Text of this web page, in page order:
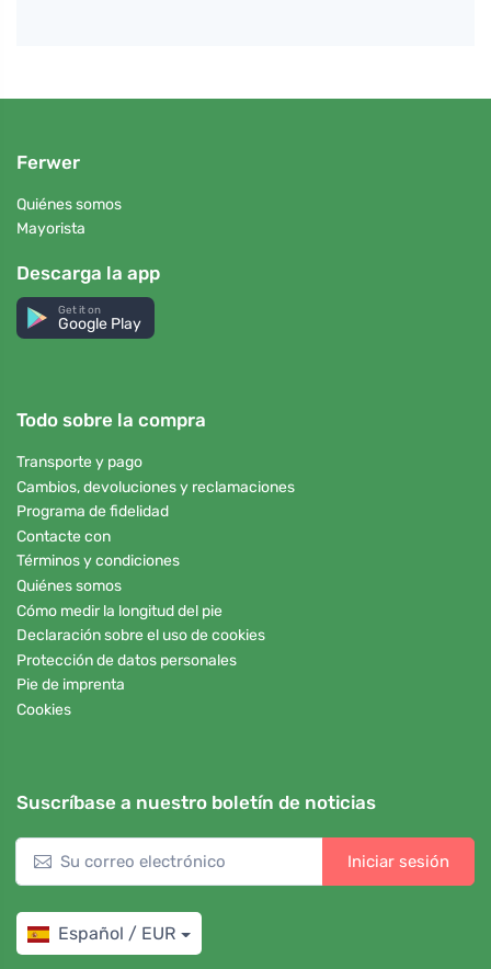
Ferwer
Quiénes somos
Mayorista
Descarga la app
Get it on
Google Play
Todo sobre la compra
Transporte y pago
Cambios, devoluciones y reclamaciones
Programa de fidelidad
Contacte con
Términos y condiciones
Quiénes somos
Cómo medir la longitud del pie
Declaración sobre el uso de cookies
Protección de datos personales
Pie de imprenta
Cookies
Suscríbase a nuestro boletín de noticias
Iniciar sesión
Español / EUR